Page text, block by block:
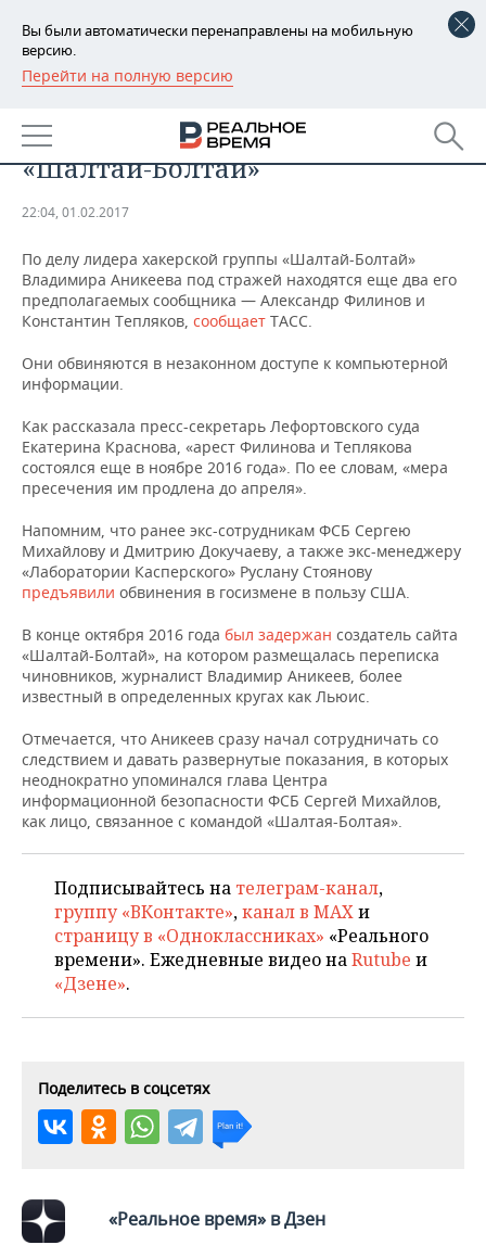
Вы были автоматически перенаправлены на мобильную
версию.
Перейти на полную версию
РЕГИОНЫ
БАШКОРТОСТАН
ТАТАРСТАН
НОВОСТИ
АНАЛИТИКА
ДЕКЛАРАЦИИ О ДОХОДАХ
КОРОЛИ ГОСЗАКАЗА ПФО
ВУЗЫ ТАТАРСТАНА
КОМУ ПРИНАДЛЕЖАТ
ТОРГОВЫЕ ЦЕНТРЫ
ТАТАРСТАНА
НОВОСТИ ЭКОНОМИКИ
ФИНАНСЫ
БАНКИ
БЮДЖЕТ
ИНВЕСТИЦИИ
ПРОМЫШЛЕННОСТЬ
НОВОСТИ
АГРОПРОМ
МАШИНОСТРОЕНИЕ
НЕФТЕХИМИЯ
НЕФТЬ
ОПК
ЭНЕРГЕТИКА
НЕДВИЖИМОСТЬ
НОВОСТИ НЕДВИЖИМОСТИ
АВТО
НОВОСТИ АВТО
БИЗНЕС
НОВОСТИ БИЗНЕСА
РОЗНИЧНАЯ ТОРГОВЛЯ
ТРАНСПОРТ
УСЛУГИ
ТЕХНОЛОГИИ
НОВОСТИ ТЕХНОЛОГИЙ
IT
МЕДИА
ТЕЛЕКОММУНИКАЦИИ
МЕРОПРИЯТИЯ
НОВОСТИ МЕРОПРИЯТИЙ
ВЫЕЗДНАЯ РЕДАКЦИЯ
БИЗНЕС-БРАНЧИ
ОТКРЫТАЯ ЛЕКЦИЯ
СПОРТ
НОВОСТИ СПОРТА
ФУТБОЛ
БАСКЕТБОЛ
ВОЛЕЙБОЛ
КИБЕРСПОРТ
ФИГУРНОЕ КАТАНИЕ
ВОДНЫЕ ВИДЫ СПОРТА
ОБЩЕСТВО
НОВОСТИ ОБЩЕСТВА
ИНФРАСТРУКТУРА
ИСТОРИЯ
КУЛЬТУРА
МЕДИЦИНА
ОБРАЗОВАНИЕ
ФОТОГАЛЕРЕЯ
СПРАВОЧНИК
СПИСОК ПЕРСОН
СПИСОК КОМПАНИЙ
ПОЛНАЯ ВЕРСИЯ
хакеров по делу лидера группы
«Шалтай-Болтай»
22:04, 01.02.2017
По делу лидера хакерской группы «Шалтай-Болтай»
Владимира Аникеева под стражей находятся еще два его
предполагаемых сообщника — Александр Филинов и
Константин Тепляков, сообщает ТАСС.
Они обвиняются в незаконном доступе к компьютерной
информации.
Как рассказала пресс-секретарь Лефортовского суда
Екатерина Краснова, «арест Филинова и Теплякова
состоялся еще в ноябре 2016 года». По ее словам, «мера
пресечения им продлена до апреля».
Напомним, что ранее экс-сотрудникам ФСБ Сергею
Михайлову и Дмитрию Докучаеву, а также экс-менеджеру
«Лаборатории Касперского» Руслану Стоянову
предъявили обвинения в госизмене в пользу США.
В конце октября 2016 года был задержан создатель сайта
«Шалтай-Болтай», на котором размещалась переписка
чиновников, журналист Владимир Аникеев, более
известный в определенных кругах как Льюис.
Отмечается, что Аникеев сразу начал сотрудничать со
следствием и давать развернутые показания, в которых
неоднократно упоминался глава Центра
информационной безопасности ФСБ Сергей Михайлов,
как лицо, связанное с командой «Шалтая-Болтая».
Подписывайтесь на телеграм-канал,
группу «ВКонтакте»,канал в MAXи
страницу в «Одноклассниках» «Реального
времени». Ежедневные видео наRutube и
«Дзене».
Поделитесь в соцсетях
«Реальное время» в Дзен